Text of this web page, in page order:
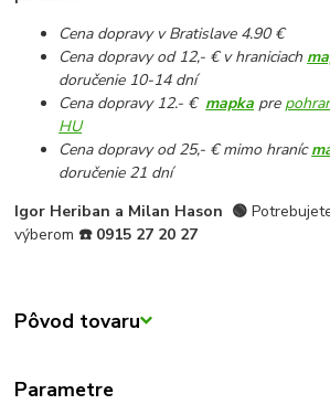
Cena dopravy v Bratislave 4.90 €
Cena dopravy od 12,- € v hraniciach
doručenie 10-14 dní
Cena dopravy 12.- € mapka pre
HU
Cena dopravy od 25,- € mimo hraníc
doručenie 21 dní
Igor Heriban a Milan Hason 🟢
výberom ☎️ 0915 27 20 27
Pôvod tovaru
Parametre